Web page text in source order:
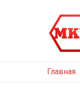
Главная